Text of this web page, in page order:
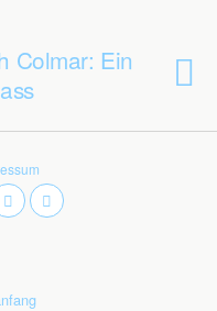
Colmar: Ein